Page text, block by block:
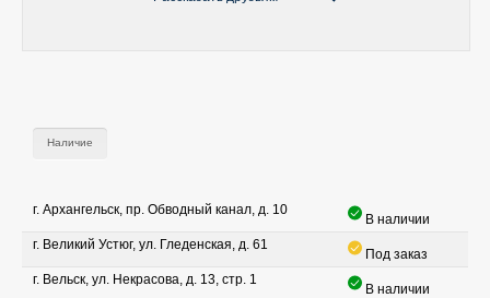
Наличие
г. Архангельск, пр. Обводный канал, д. 10
В наличии
г. Великий Устюг, ул. Гледенская, д. 61
Под заказ
г. Вельск, ул. Некрасова, д. 13, стр. 1
В наличии